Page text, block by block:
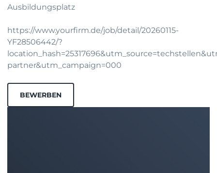
Ausbildungsplatz
https://www.yourfirm.de/job/detail/20260115-
YF28506442/?
partner&utm_campaign=000
BEWERBEN